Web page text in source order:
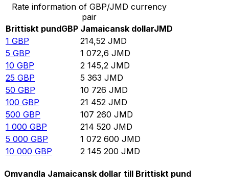
Rate information of GBP/JMD currency
pair
Brittiskt pundGBP Jamaicansk dollarJMD
1 GBP 214,52 JMD
5 GBP 1 072,6 JMD
10 GBP 2 145,2 JMD
25 GBP 5 363 JMD
50 GBP 10 726 JMD
100 GBP 21 452 JMD
500 GBP 107 260 JMD
1 000 GBP 214 520 JMD
5 000 GBP 1 072 600 JMD
10 000 GBP 2 145 200 JMD
Omvandla Jamaicansk dollar till Brittiskt pund